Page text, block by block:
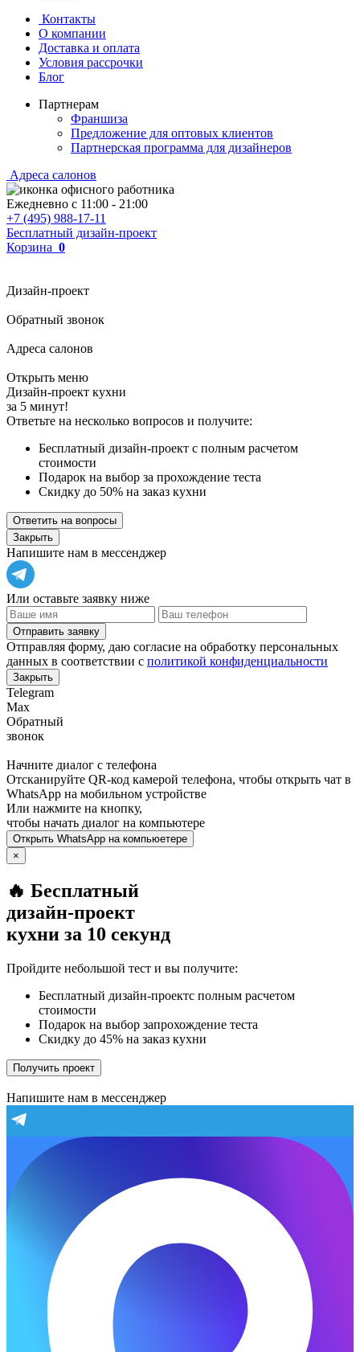
Контакты
О компании
Доставка и оплата
Условия рассрочки
Блог
Партнерам
Франшиза
Предложение для оптовых клиентов
Партнерская программа для дизайнеров
Адреса салонов
Ежедневно с 11:00 - 21:00
+7 (495) 988-17-11
Бесплатный дизайн-проект
Корзина 0
Дизайн-проект
Обратный звонок
Адреса салонов
Открыть меню
Дизайн-проект кухни
за 5 минут!
Ответьте на несколько вопросов и получите:
Бесплатный дизайн-проект с полным расчетом
стоимости
Подарок на выбор за прохождение теста
Скидку до 50% на заказ кухни
Ответить на вопросы
Закрыть
Напишите нам в мессенджер
Или оставьте заявку ниже
Отправить заявку
Отправляя форму, даю согласие на обработку персональных
данных в соответствии с политикой конфиденциальности
Закрыть
Telegram
Max
Обратный
звонок
Начните диалог с телефона
Отсканируйте QR-код камерой телефона, чтобы открыть чат в
WhatsApp на мобильном устройстве
Или нажмите на кнопку,
чтобы начать диалог на компьютере
Открыть WhatsApp на компьюетере
×
🔥 Бесплатный
дизайн-проект
кухни за 10 секунд
Пройдите небольшой тест и вы получите:
Бесплатный дизайн-проектс полным расчетом
стоимости
Подарок на выбор запрохождение теста
Скидку до 45% на заказ кухни
Получить проект
Напишите нам в мессенджер